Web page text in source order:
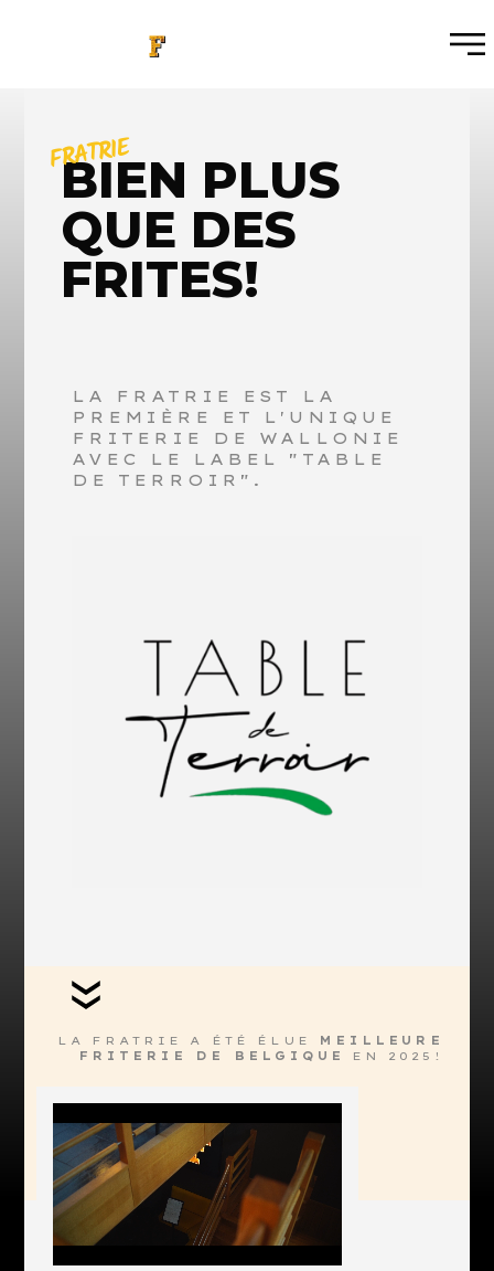
FRATRIE
BIEN PLUS
QUE DES
FRITES!
LA FRATRIE EST LA
PREMIÈRE ET L'UNIQUE
FRITERIE DE WALLONIE
AVEC LE LABEL "TABLE
DE TERROIR".
LA FRATRIE A ÉTÉ ÉLUE
MEILLEURE
FRITERIE DE BELGIQUE
EN 2025!